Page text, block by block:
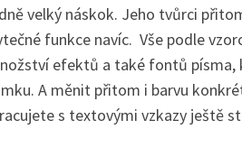
velký náskok. Jeho tvůrci
funkce navíc. Vše podle
efektů a také fontů
A měnit přitom i barvu
s textovými vzkazy ještě